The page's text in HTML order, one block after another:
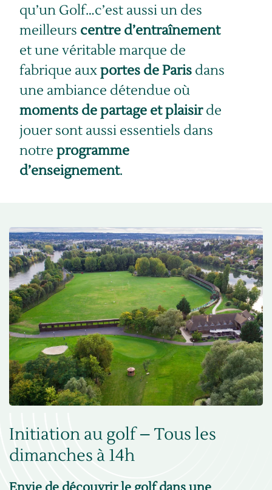
qu’un Golf…c’est aussi un des
meilleurs centre d’entraînement
et une véritable marque de
fabrique auxportes de Paris dans
une ambiance détendue où
moments de partage et plaisirde
jouer sont aussi essentiels dans
notre programme
d’enseignement.
Initiation au golf – Tous les
dimanches à 14h